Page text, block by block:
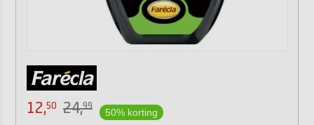
12,50 24,99
50% korting